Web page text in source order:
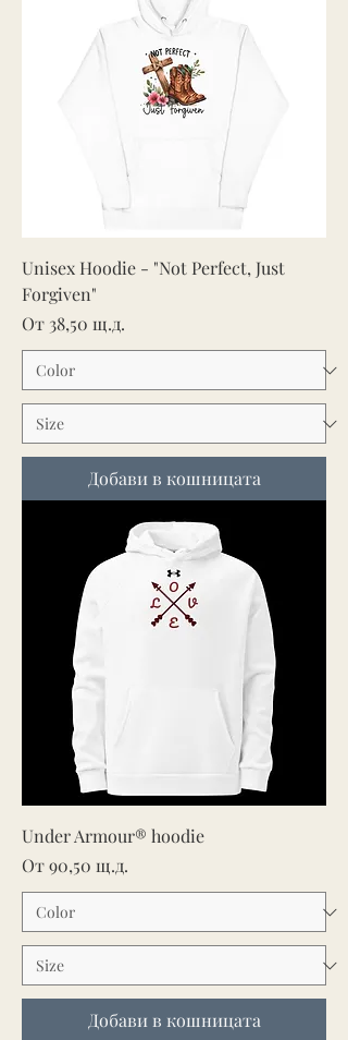
Unisex Hoodie - "Not Perfect, Just
Forgiven"
От 38,50 щ.д.
Продажна цена
Добави в кошницата
Under Armour® hoodie
От90,50 щ.д.
Продажна цена
Добави в кошницата